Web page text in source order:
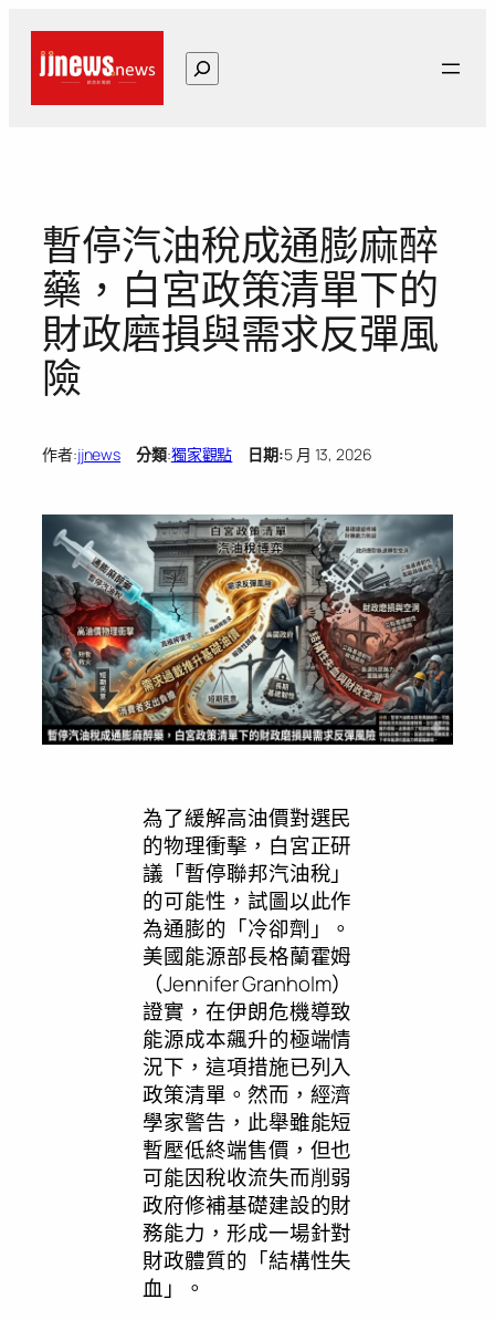
搜
尋
暫停汽油稅成通膨麻醉
藥，白宮政策清單下的
財政磨損與需求反彈風
險
作者:jjnews 分類:獨家觀點 日期:5 月 13, 2026
為了緩解高油價對選民
的物理衝擊，白宮正研
議「暫停聯邦汽油稅」
的可能性，試圖以此作
為通膨的「冷卻劑」。
美國能源部長格蘭霍姆
（Jennifer Granholm）
證實，在伊朗危機導致
能源成本飆升的極端情
況下，這項措施已列入
政策清單。然而，經濟
學家警告，此舉雖能短
暫壓低終端售價，但也
可能因稅收流失而削弱
政府修補基礎建設的財
務能力，形成一場針對
財政體質的「結構性失
血」。